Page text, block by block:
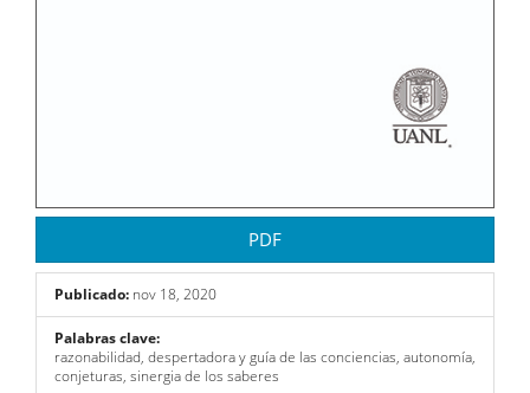
PDF
Publicado: nov 18, 2020
Palabras clave:
razonabilidad, despertadora y guía de las conciencias, autonomía,
conjeturas, sinergia de los saberes